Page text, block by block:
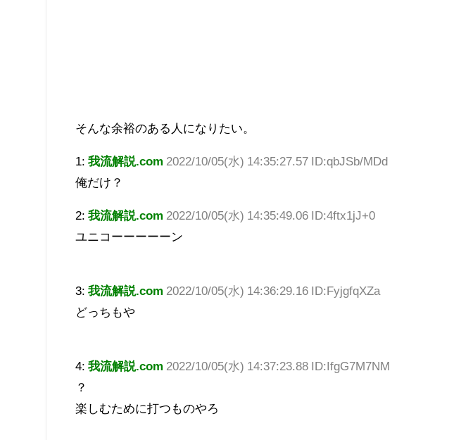
そんな余裕のある人になりたい。
1:我流解説.com 2022/10/05(水) 14:35:27.57 ID:qbJSb/MDd
俺だけ？
2:我流解説.com 2022/10/05(水) 14:35:49.06 ID:4ftx1jJ+0
ユニコーーーーーン
3:我流解説.com 2022/10/05(水) 14:36:29.16 ID:FyjgfqXZa
どっちもや
4:我流解説.com 2022/10/05(水) 14:37:23.88 ID:IfgG7M7NM
？
楽しむために打つものやろ